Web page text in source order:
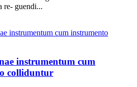
re- guendi...
instrumentum cum
colliduntur